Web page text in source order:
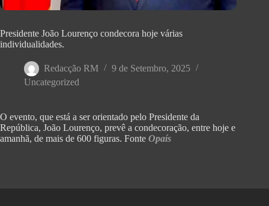
Presidente João Lourenço condecora hoje várias
individualidades.
Redacção RM
9 de Setembro, 2025
Uncategorized
O evento, que está a ser orientado pelo Presidente da
República, João Lourenço, prevê a condecoração, entre hoje e
amanhã, de mais de 600 figuras. Fonte Opaís